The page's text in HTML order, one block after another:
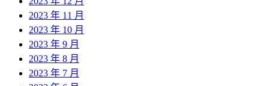
2023 年 11 月
2023 年 10 月
2023 年 9 月
2023 年 8 月
2023 年 7 月